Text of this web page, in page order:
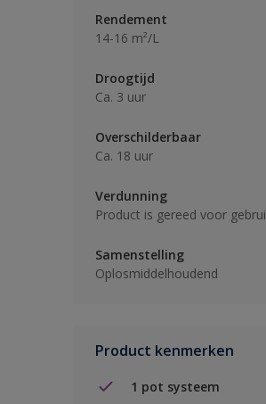
Rendement
14-16 m²/L
Droogtijd
Ca. 3 uur
Overschilderbaar
Ca. 18 uur
Verdunning
Product is gereed voor
Samenstelling
Oplosmiddelhoudend
Product kenmerken
1 pot systeem